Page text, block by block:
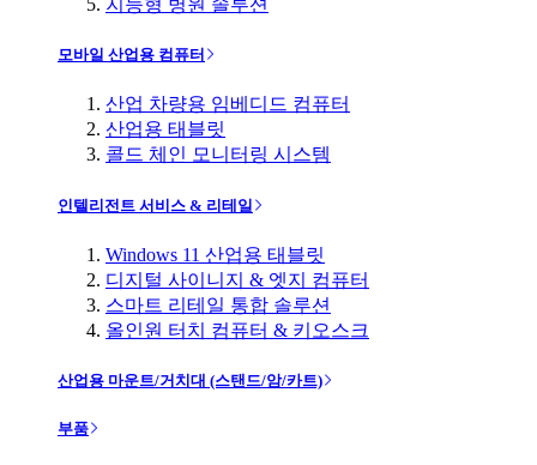
지능형 병원 솔루션
모바일 산업용 컴퓨터
산업 차량용 임베디드 컴퓨터
산업용 태블릿
콜드 체인 모니터링 시스템
인텔리전트 서비스 & 리테일
Windows 11 산업용 태블릿
디지털 사이니지 & 엣지 컴퓨터
스마트 리테일 통합 솔루션
올인원 터치 컴퓨터 & 키오스크
산업용 마운트/거치대 (스탠드/암/카트)
부품